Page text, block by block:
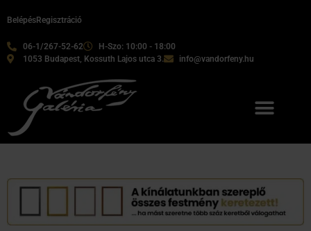
06-1/267-52-62
H-Szo: 10:00 - 18:00
1053 Budapest, Kossuth Lajos utca 3.
info@vandorfeny.hu
BelépésRegisztráció